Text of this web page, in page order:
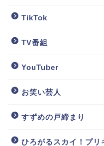
TikTok
TV番組
YouTuber
お笑い芸人
すずめの戸締まり
ひろがるスカイ！プリ